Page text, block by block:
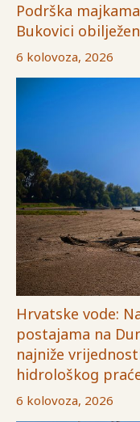
Podrška
Bukovici
6 kolovoza, 2026
Hrvatske vode:
postajama na
najniže
hidrološkog
6 kolovoza, 2026